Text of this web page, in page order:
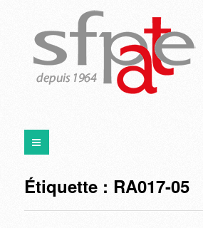
Étiquette : RA017-05